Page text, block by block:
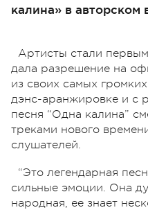
калина» в авторском
Артисты стали
дала разрешение на
из своих самых
дэнс-аранжировке и с
песня “Одна калина”
треками нового
слушателей.
“Это легендарная
сильные эмоции. Она
народная, ее знает